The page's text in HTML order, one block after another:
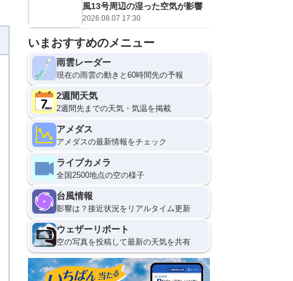
風13号周辺の湿った空気が影響
2026.08.07 17:30
いまおすすめのメニュー
雨雲レーダー
現在の雨雲の動きと60時間先の予報
2週間天気
2週間先までの天気・気温を掲載
アメダス
アメダスの最新情報をチェック
ライブカメラ
全国2500地点の空の様子
台風情報
影響は？接近状況をリアルタイム更新
ウェザーリポート
空の写真を投稿して最新の天気を共有